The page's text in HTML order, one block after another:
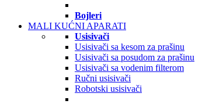
Bojleri
MALI KUĆNI APARATI
Usisivači
Usisivači sa kesom za prašinu
Usisivači sa posudom za prašinu
Usisivači sa vodenim filterom
Ručni usisivači
Robotski usisivači